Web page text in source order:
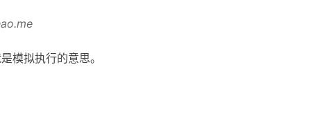
模拟执行的意思。